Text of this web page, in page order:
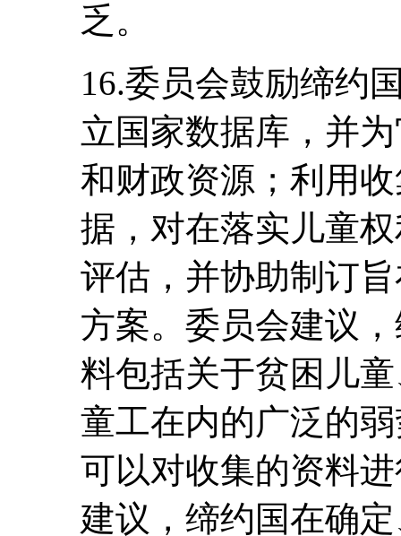
乏。
16.委员会鼓励缔约
立国家数据库，并
和财政资源；利用
据，对在落实儿童
评估，并协助制订
方案。委员会建议
料包括关于贫困儿
童工在内的广泛的
可以对收集的资料
建议，缔约国在确